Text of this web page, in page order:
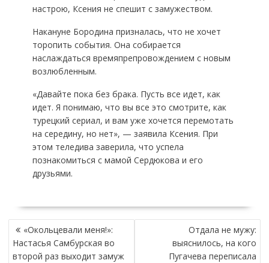
настрою, Ксения не спешит с замужеством.
Накануне Бородина призналась, что не хочет
торопить события. Она собирается
наслаждаться времяпрепровождением с новым
возлюбленным.
«Давайте пока без брака. Пусть все идет, как
идет. Я понимаю, что вы все это смотрите, как
турецкий сериал, и вам уже хочется перемотать
на середину, но нет», — заявила Ксения. При
этом теледива заверила, что успела
познакомиться с мамой Сердюкова и его
друзьями.
НАВИГАЦИЯ
ПО
ЗАПИСЯМ
«Окольцевали меня!»:
Настасья Самбурская во
второй раз выходит замуж
Отдала не мужу:
выяснилось, на кого
Пугачева переписала